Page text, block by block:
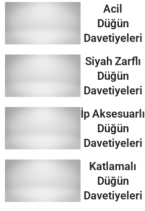
Acil
Düğün
Davetiyeleri
Siyah Zarflı
Düğün
Davetiyeleri
İp Aksesuarlı
Düğün
Davetiyeleri
Katlamalı
Düğün
Davetiyeleri